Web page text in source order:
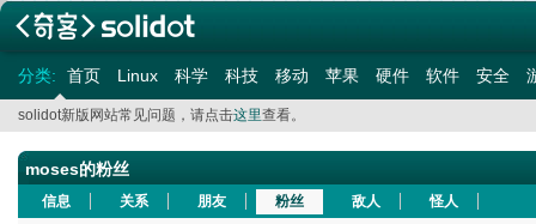
分类: 首页 Linux 科学 科技 移动 苹果 硬件 软件 安全
solidot新版网站常见问题，请点击这里查看。
moses的粉丝
信息 关系 朋友 粉丝 敌人 怪人